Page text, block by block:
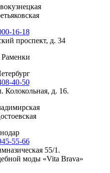
16-18
проспект, д. 34
40-50
Колокольная, д. 16.
55-66
55/1.
моды «Vita Brava»